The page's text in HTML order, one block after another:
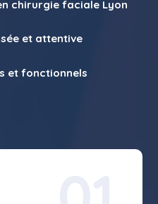
chirurgie faciale Lyon
et attentive
et fonctionnels